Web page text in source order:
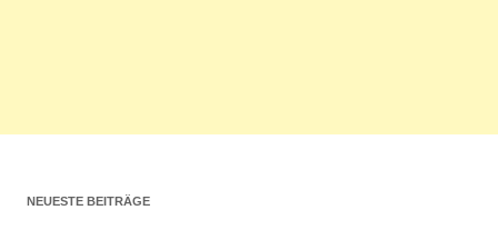
NEUESTE BEITRÄGE